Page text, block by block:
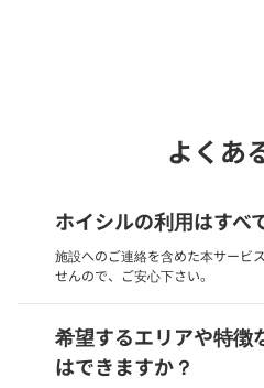
よくあ
ホイシルの利用はすべ
施設へのご連絡を含めた本サービ
せんので、ご安心下さい。
希望するエリアや特徴
はできますか？